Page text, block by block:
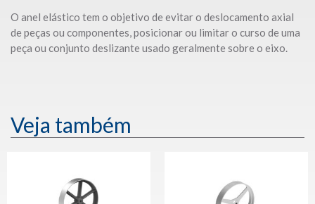
O anel elástico tem o objetivo de evitar o deslocamento axial
de peças ou componentes, posicionar ou limitar o curso de uma
peça ou conjunto deslizante usado geralmente sobre o eixo.
Veja também